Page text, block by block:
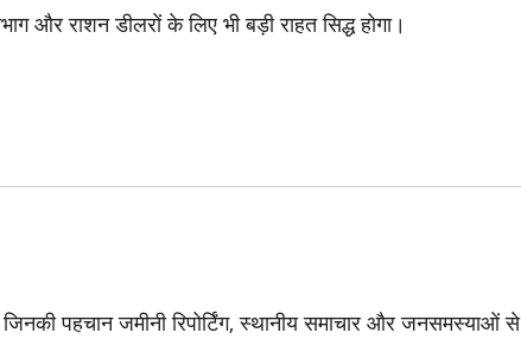
और राशन डीलरों के लिए भी बड़ी राहत सिद्ध होगा।
पहचान जमीनी रिपोर्टिंग, स्थानीय समाचार और जनसमस्याओं से